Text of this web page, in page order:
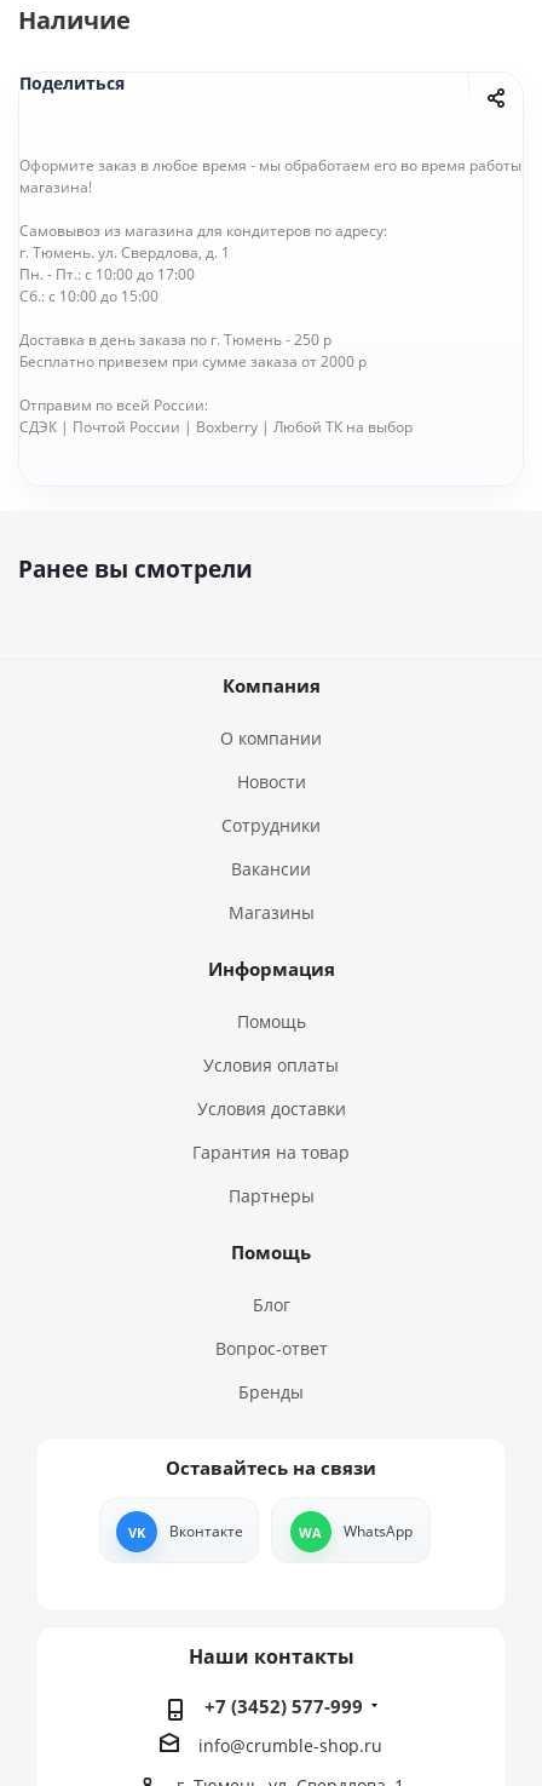
Наличие
Поделиться
Оформите заказ в любое время - мы обработаем его во время работы
магазина!
Самовывоз из магазина для кондитеров по адресу:
г. Тюмень. ул. Свердлова, д. 1
Пн. - Пт.: с 10:00 до 17:00
Сб.: с 10:00 до 15:00
Доставка в день заказа по г. Тюмень - 250 р
Бесплатно привезем при сумме заказа от 2000 р
Отправим по всей России:
СДЭК | Почтой России | Boxberry | Любой ТК на выбор
Ранее вы смотрели
Компания
О компании
Новости
Сотрудники
Вакансии
Магазины
Информация
Помощь
Условия оплаты
Условия доставки
Гарантия на товар
Партнеры
Помощь
Блог
Вопрос-ответ
Бренды
Оставайтесь на связи
Вконтакте WhatsApp
Наши контакты
+7 (3452) 577-999
info@crumble-shop.ru